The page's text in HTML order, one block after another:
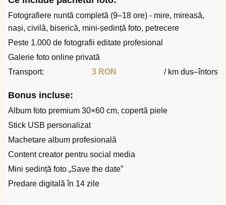
Fotografiere nuntă completă (9–18 ore) - mire, mireasă,
nași, civilă, biserică, mini-ședință foto, petrecere
Peste 1.000 de fotografii editate profesional
Galerie foto online privată
Transport:
3 RON / km dus–întors
Bonus incluse:
Album foto premium 30×60 cm, copertă piele
Stick USB personalizat
Machetare album profesională
Content creator pentru social media
Mini ședință foto „Save the date”
Predare digitală în 14 zile